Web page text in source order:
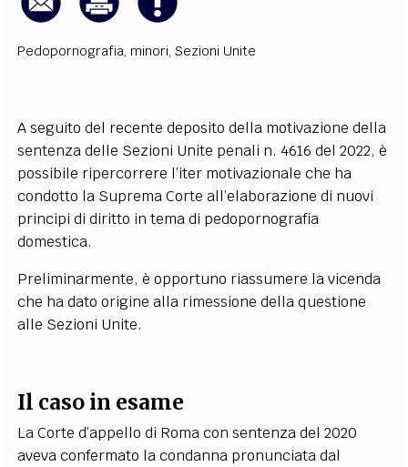
Pedopornografia, minori,Sezioni Unite
A seguito del recente deposito della motivazione della
sentenza delle Sezioni Unite penali n. 4616 del 2022, è
possibile ripercorrere l’iter motivazionale che ha
condotto la Suprema Corte all’elaborazione di nuovi
principi di diritto in tema di pedopornografia
domestica.
Preliminarmente, è opportuno riassumere la vicenda
che ha dato origine alla rimessione della questione
alle Sezioni Unite.
Il caso in esame
La Corte d’appello di Roma con sentenza del 2020
aveva confermato la condanna pronunciata dal